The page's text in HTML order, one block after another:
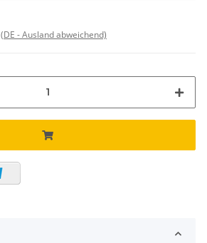
(DE - Ausland abweichend)